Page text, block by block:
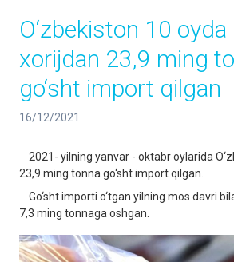
O‘zbekiston 10 oyda
xorijdan 23,9 ming
go‘sht import qilgan
16/12/2021
2021- yilning yanvar - oktabr oylarida
23,9 ming tonna go‘sht import qilgan.
Go‘sht importi o‘tgan yilning mos davri
7,3 ming tonnaga oshgan.